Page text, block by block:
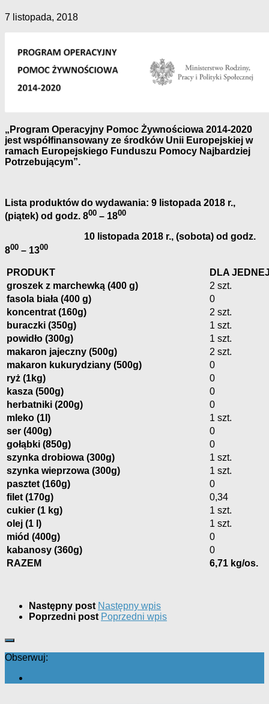
7 listopada, 2018
„Program Operacyjny Pomoc Żywnościowa 2014-2020
jest współfinansowany ze środków Unii Europejskiej w
ramach Europejskiego Funduszu Pomocy Najbardziej
Potrzebującym”.
Lista produktów do wydawania: 9 listopada 2018 r.,
(piątek) od godz. 800 – 1800
10 listopada 2018 r., (sobota) od godz.
800 – 1300
PRODUKT
DLA
groszek z marchewką (400 g)
2 szt.
fasola biała (400 g)
0
koncentrat (160g)
2 szt.
buraczki (350g)
1 szt.
powidło (300g)
1 szt.
makaron jajeczny (500g)
2 szt.
makaron kukurydziany (500g)
0
ryż (1kg)
0
kasza (500g)
0
herbatniki (200g)
0
mleko (1l)
1 szt.
ser (400g)
0
gołąbki (850g)
0
szynka drobiowa (300g)
1 szt.
szynka wieprzowa (300g)
1 szt.
pasztet (160g)
0
filet (170g)
0,34
cukier (1 kg)
1 szt.
olej (1 l)
1 szt.
miód (400g)
0
kabanosy (360g)
0
RAZEM
6,71 kg/os.
Następny post Następny wpis
Poprzedni post Poprzedni wpis
Obserwuj: